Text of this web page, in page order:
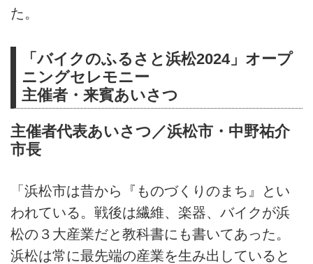
た。
「バイクのふるさと浜松2024」オープ
ニングセレモニー
主催者・来賓あいさつ
主催者代表あいさつ／浜松市・中野祐介
市長
「浜松市は昔から『ものづくりのまち』とい
われている。戦後は繊維、楽器、バイクが浜
松の３大産業だと教科書にも書いてあった。
浜松は常に最先端の産業を生み出していると